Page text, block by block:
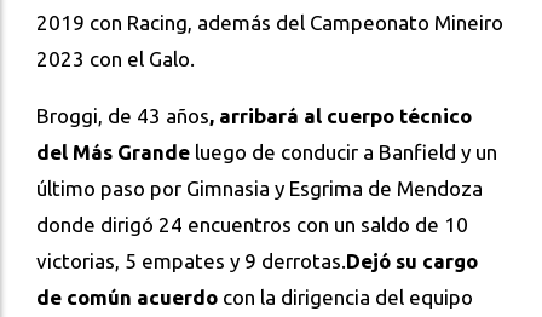
2019 con Racing, además del Campeonato Mineiro
2023 con el Galo.
Broggi, de 43 años, arribará al cuerpo técnico
del Más Grande luego de conducir a Banfield y un
último paso por Gimnasia y Esgrima de Mendoza
donde dirigó 24 encuentros con un saldo de 10
victorias, 5 empates y 9 derrotas.Dejó su cargo
de común acuerdo con la dirigencia del equipo